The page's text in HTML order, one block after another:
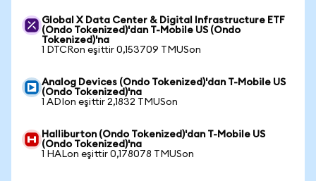
Global X Data Center & Digital Infrastructure ETF
(Ondo Tokenized)'dan T-Mobile US (Ondo
Tokenized)'na
1 DTCRon eşittir 0,153709 TMUSon
Analog Devices (Ondo Tokenized)'dan T-Mobile US
(Ondo Tokenized)'na
1 ADIon eşittir 2,1832 TMUSon
Halliburton (Ondo Tokenized)'dan T-Mobile US
(Ondo Tokenized)'na
1 HALon eşittir 0,178078 TMUSon